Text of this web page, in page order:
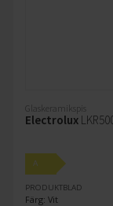
Glaskeramikspis
Electrolux
A
PRODUKTBLAD
Färg: Vit